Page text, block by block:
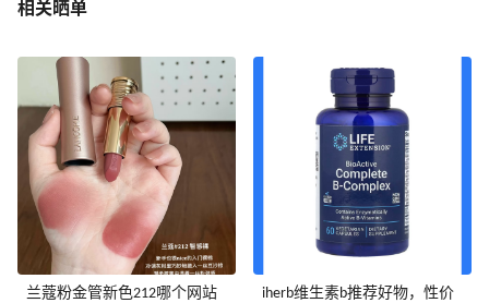
相关晒单
兰蔻粉金管新色212哪个网站
iherb维生素b推荐好物，性价